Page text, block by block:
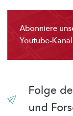
Abonniere
Youtube-Kanal
Folge
und